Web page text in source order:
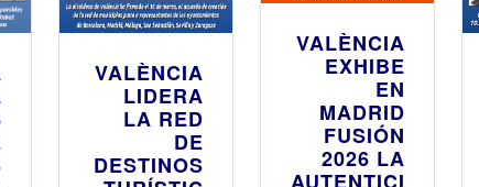
VALÈNCIA
LIDERA
LA RED
VALÈNCIA
EXHIBE
EN
MADRID
FUSIÓN